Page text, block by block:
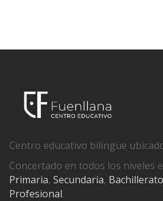
Centro educativo bilingüe
Concertado en todos los niveles
Primaria, Secundaria, Bachillerato
Profesional.